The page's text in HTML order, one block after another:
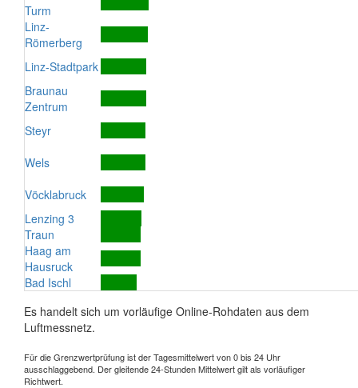
Turm
Linz-
Römerberg
Linz-Stadtpark
Braunau
Zentrum
Steyr
Wels
Vöcklabruck
Lenzing 3
Traun
Haag am
Hausruck
Bad Ischl
Es handelt sich um vorläufige Online-Rohdaten aus dem
Luftmessnetz.
Für die Grenzwertprüfung ist der Tagesmittelwert von 0 bis 24 Uhr
ausschlaggebend. Der gleitende 24-Stunden Mittelwert gilt als vorläufiger
Richtwert.